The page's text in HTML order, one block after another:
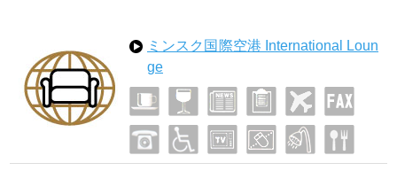
ミンスク国際空港 International Loun
ge